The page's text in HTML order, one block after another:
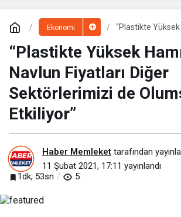
Ekonomi
“Plastikte
“Plastikte Yüksek
Navlun Fiyatları Diğer
Sektörlerimizi de
Etkiliyor”
Haber Memleket tarafından
11 Şubat 2021, 17:11 yayınlandı
1dk, 53sn
5